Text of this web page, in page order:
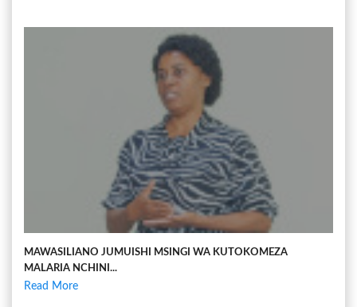
MAWASILIANO JUMUISHI MSINGI WA KUTOKOMEZA
MALARIA NCHINI...
Read More